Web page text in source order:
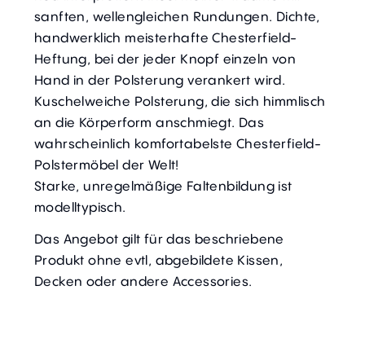
sanften, wellengleichen Rundungen. Dichte,
handwerklich meisterhafte Chesterfield-
Heftung, bei der jeder Knopf einzeln von
Hand in der Polsterung verankert wird.
Kuschelweiche Polsterung, die sich himmlisch
an die Körperform anschmiegt. Das
wahrscheinlich komfortabelste Chesterfield-
Polstermöbel der Welt!
Starke, unregelmäßige Faltenbildung ist
modelltypisch.
Das Angebot gilt für das beschriebene
Produkt ohne evtl, abgebildete Kissen,
Decken oder andere Accessories.